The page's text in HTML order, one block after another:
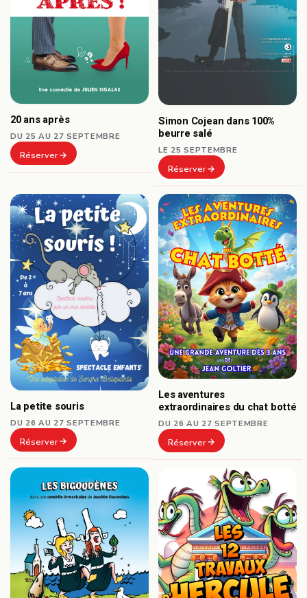
20 ans après
DU 25 AU 27 SEPTEMBRE
Réserver
Simon Cojean dans 100%
beurre salé
LE 25 SEPTEMBRE
Réserver
La petite souris
DU 26 AU 27 SEPTEMBRE
Réserver
Les aventures
extraordinaires du chat botté
DU 26 AU 27 SEPTEMBRE
Réserver